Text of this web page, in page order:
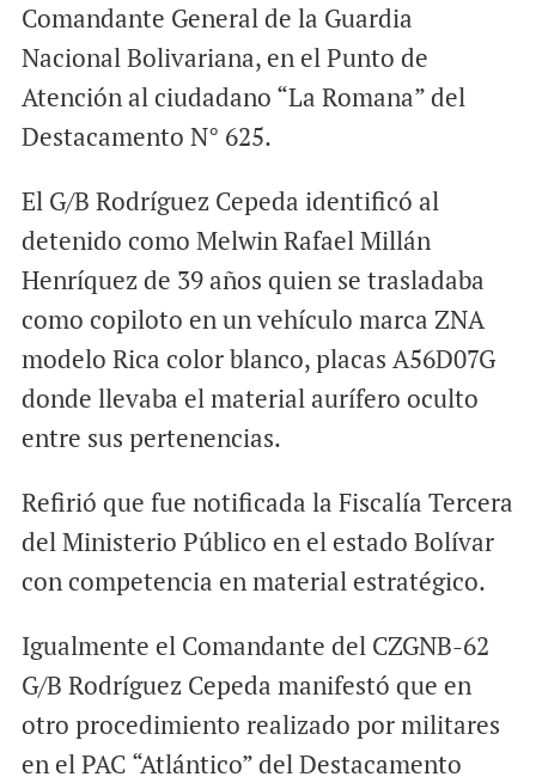
Comandante General de la Guardia
Nacional Bolivariana, en el Punto de
Atención al ciudadano “La Romana” del
Destacamento N° 625.
El G/B Rodríguez Cepeda identificó al
detenido como Melwin Rafael Millán
Henríquez de 39 años quien se trasladaba
como copiloto en un vehículo marca ZNA
modelo Rica color blanco, placas A56D07G
donde llevaba el material aurífero oculto
entre sus pertenencias.
Refirió que fue notificada la Fiscalía Tercera
del Ministerio Público en el estado Bolívar
con competencia en material estratégico.
Igualmente el Comandante del CZGNB-62
G/B Rodríguez Cepeda manifestó que en
otro procedimiento realizado por militares
en el PAC “Atlántico” del Destacamento